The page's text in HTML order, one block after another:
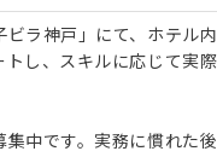
ラ神戸」にて、ホテル
し、スキルに応じて実
中です。実務に慣れた